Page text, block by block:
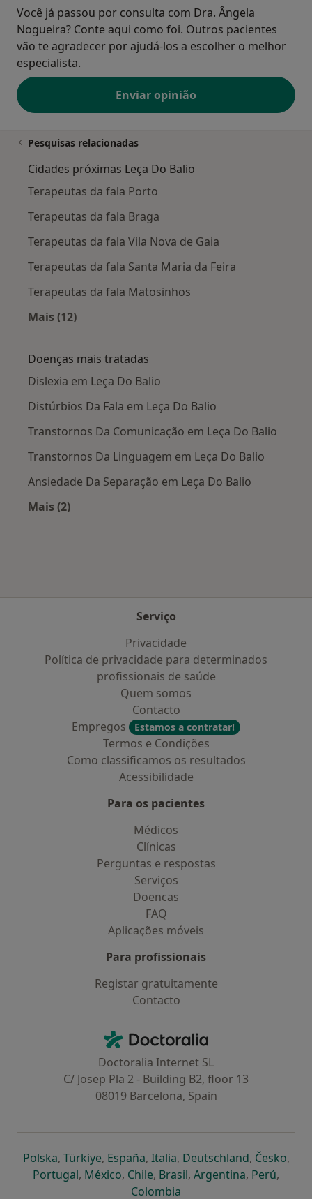
Você já passou por consulta com Dra. Ângela
Nogueira? Conte aqui como foi. Outros pacientes
vão te agradecer por ajudá-los a escolher o melhor
especialista.
Enviar opinião
Pesquisas relacionadas
Cidades próximas Leça Do Balio
Terapeutas da fala Porto
Terapeutas da fala Braga
Terapeutas da fala Vila Nova de Gaia
Terapeutas da fala Santa Maria da Feira
Terapeutas da fala Matosinhos
Mais (12)
Doenças mais tratadas
Dislexia em Leça Do Balio
Distúrbios Da Fala em Leça Do Balio
Transtornos Da Comunicação em Leça Do Balio
Transtornos Da Linguagem em Leça Do Balio
Ansiedade Da Separação em Leça Do Balio
Mais (2)
Serviço
Privacidade
Política de privacidade para determinados
profissionais de saúde
Quem somos
Contacto
Empregos
Estamos a contratar!
Termos e Condições
Como classificamos os resultados
Acessibilidade
Para os pacientes
Médicos
Clínicas
Perguntas e respostas
Serviços
Doencas
FAQ
Aplicações móveis
Para profissionais
Registar gratuitamente
Contacto
Doctoralia - Homepage
Doctoralia Internet SL
C/ Josep Pla 2 - Building B2, floor 13
08019 Barcelona, Spain
Polskaabre num novo separador
, Türkiyeabre num novo separador
, Españaabre num novo separador
, Italiaabre num novo
, Deutschlandabre num
, Česko,
Portugalabre num novo separador
, Méxicoabre num novo separador
, Chileabre num novo separador
, Brasilabre num novo
, Argentinaabre num
, Perúabre
,
Colombia